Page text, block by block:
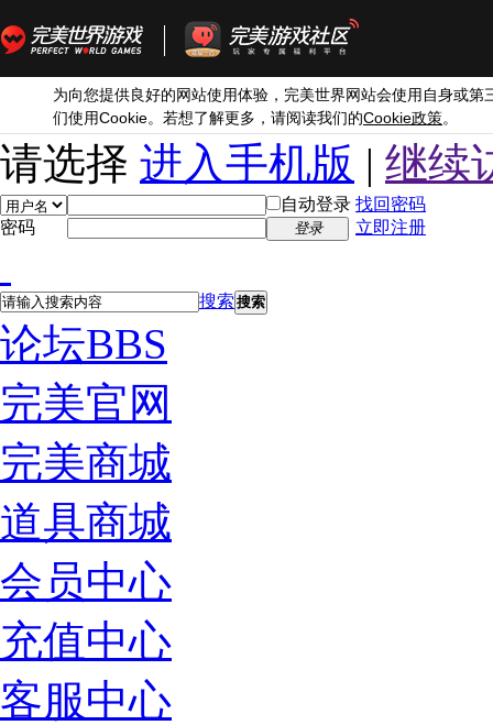
为向您提供良好的网站使用体验，完美世界网站会使用自身或第
们使用Cookie。若想了解更多，请阅读我们的Cookie政策。
请选择 进入手机版 | 继续
自动登录 找回密码
密码
登录 立即注册
搜索 搜索
论坛BBS
完美官网
完美商城
道具商城
会员中心
充值中心
客服中心